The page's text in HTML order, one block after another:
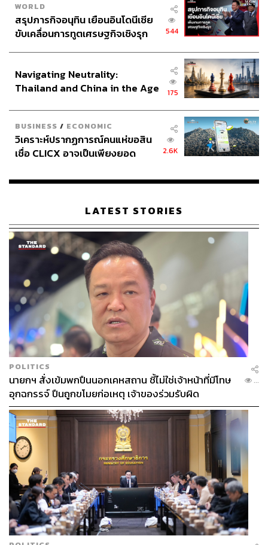
WORLD
สรุปภารกิจอนุทิน เยือนอินโดนีเซีย
ขับเคลื่อนการทูตเศรษฐกิจเชิงรุก
544
Navigating Neutrality:
Thailand and China in the Age
175
BUSINESS / ECONOMIC
วิเคราะห์ปรากฏการณ์คนแห่ขอสิน
เชื่อ CLICX อาจเป็นเพียงยอด
เรือนไทยที่ถูกซุกไว้
2.6K
LATEST STORIES
POLITICS
นายกฯ สั่งเข้มพกปืนนอกเคหสถาน ชี้ไม่ใช่เจ้าหน้าที่มีโทษ
อุกฉกรรจ์ ปืนถูกขโมยก่อเหตุ เจ้าของร่วมรับผิด
...